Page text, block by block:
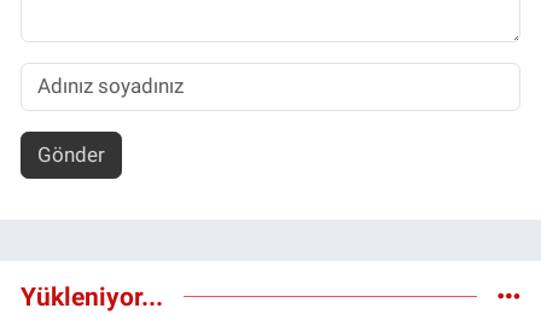
Gönder
Yükleniyor...